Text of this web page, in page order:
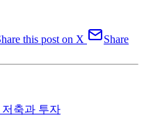
this post on X
Share
축과 투자